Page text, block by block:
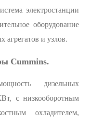
электростанции
оборудование
агрегатов и узлов.
Cummins.
дизельных
с низкооборотным
охладителем,